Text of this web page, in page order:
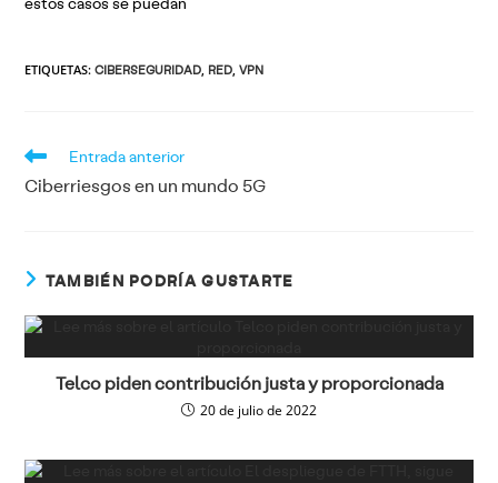
ETIQUETAS:CIBERSEGURIDAD, RED, VPN
Leer
más
artículos
Entrada anterior
Ciberriesgos en un mundo 5G
TAMBIÉN PODRÍA GUSTARTE
Telco piden contribución justa y proporcionada
20 de julio de 2022